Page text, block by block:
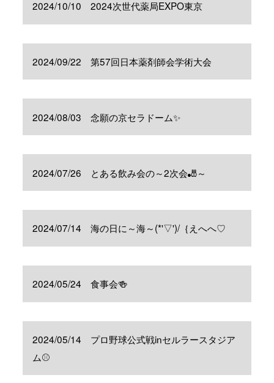
2024/10/10 2024次世代薬局EXPO東京
2024/09/22 第57回日本薬剤師会学術大会
2024/08/03 念願の京セラドーム✨
2024/07/26 とある飲み会の～2次会🎳～
2024/07/14 海の日に～海～(*'▽')/｛えへへ♡
2024/05/24 食事会🍻
2024/05/14 プロ野球公式戦inセルラースタジア
ム⚾